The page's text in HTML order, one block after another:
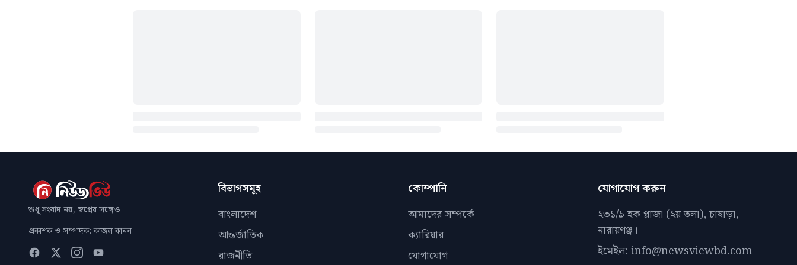
শুধু সংবাদ নয়, স্বপ্নের সঙ্গেও
প্রকাশক ও সম্পাদক: কাজল কানন
বিভাগসমূহ
বাংলাদেশ
আন্তর্জাতিক
রাজনীতি
কোম্পানি
আমাদের সম্পর্কে
ক্যারিয়ার
যোগাযোগ
যোগাযোগ করুন
২৩১/৯ হক প্লাজা (২য় তলা), চাষাড়া,
নারায়ণঞ্জ।
ইমেইল: info@newsviewbd.com